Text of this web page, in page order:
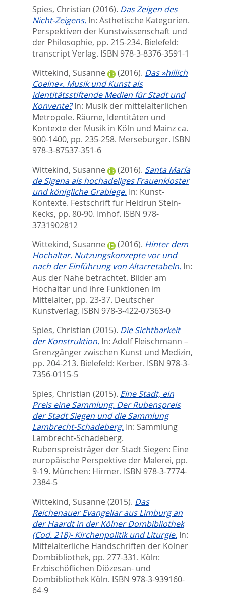
Spies, Christian (2016). Das Zeigen des
Nicht-Zeigens. In: Ästhetische Kategorien.
Perspektiven der Kunstwissenschaft und
der Philosophie, pp. 215-234. Bielefeld:
transcript Verlag. ISBN 978-3-8376-3591-1
Wittekind, Susanne
(2016). Das »hillich
Coelne«. Musik und Kunst als
identitätsstiftende Medien für Stadt und
Konvente? In: Musik der mittelalterlichen
Metropole. Räume, Identitäten und
Kontexte der Musik in Köln und Mainz ca.
900-1400, pp. 235-258. Merseburger. ISBN
‎978-3-87537-351-6
Wittekind, Susanne
(2016). Santa María
de Sigena als hochadeliges Frauenkloster
und königliche Grablege. In: Kunst-
Kontexte. Festschrift für Heidrun Stein-
Kecks, pp. 80-90. Imhof. ISBN 978-
3731902812
Wittekind, Susanne
(2016). Hinter dem
Hochaltar. Nutzungskonzepte vor und
nach der Einführung von Altarretabeln. In:
Aus der Nähe betrachtet. Bilder am
Hochaltar und ihre Funktionen im
Mittelalter, pp. 23-37. Deutscher
Kunstverlag. ISBN 978-3-422-07363-0
Spies, Christian (2015). Die Sichtbarkeit
der Konstruktion. In: Adolf Fleischmann –
Grenzgänger zwischen Kunst und Medizin,
pp. 204-213. Bielefeld: Kerber. ISBN 978-3-
7356-0115-5
Spies, Christian (2015). Eine Stadt, ein
Preis eine Sammlung. Der Rubenspreis
der Stadt Siegen und die Sammlung
Lambrecht-Schadeberg. In: Sammlung
Lambrecht-Schadeberg.
Rubenspreisträger der Stadt Siegen: Eine
europäische Perspektive der Malerei, pp.
9-19. München: Hirmer. ISBN 978-3-7774-
2384-5
Wittekind, Susanne (2015). Das
Reichenauer Evangeliar aus Limburg an
der Haardt in der Kölner Dombibliothek
(Cod. 218)- Kirchenpolitik und Liturgie. In:
Mittelalterliche Handschriften der Kölner
Dombibliothek, pp. 277-331. Köln:
Erzbischöflichen Diözesan- und
Dombibliothek Köln. ISBN 978-3-939160-
64-9